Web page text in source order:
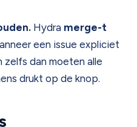
Hydra merge-t
een issue expliciet
zelfs dan moeten alle
drukt op de knop.